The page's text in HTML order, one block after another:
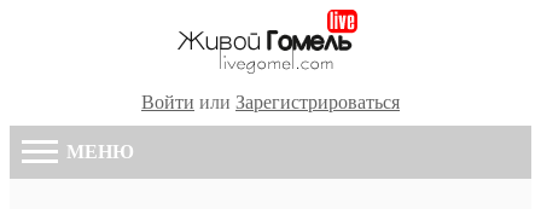
Войти или Зарегистрироваться
МЕНЮ